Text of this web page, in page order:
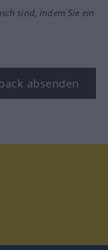
sind, indem Sie ein
absenden